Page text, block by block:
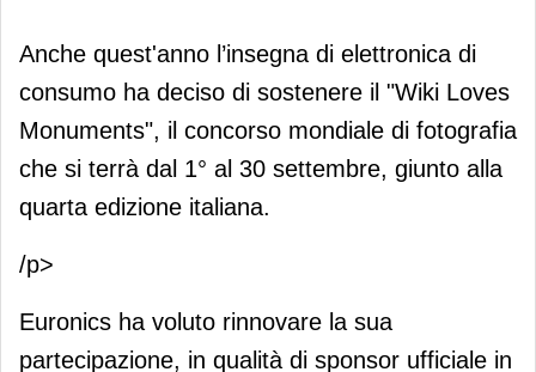
Euronics è partner tecnico ufficiale
del "Wiki Loves Monuments" 2015
Anche quest'anno l’insegna di elettronica di
consumo ha deciso di sostenere il "Wiki Loves
Monuments", il concorso mondiale di fotografia
che si terrà dal 1° al 30 settembre, giunto alla
quarta edizione italiana.
/p>
Euronics ha voluto rinnovare la sua
partecipazione, in qualità di sponsor ufficiale in